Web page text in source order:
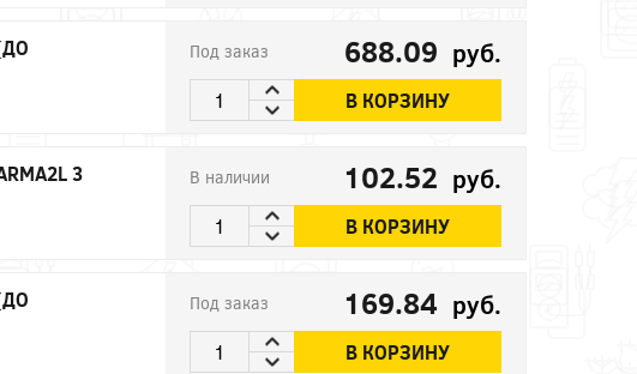
Под заказ 688.09 руб.
В КОРЗИНУ
3
В наличии 102.52 руб.
В КОРЗИНУ
Под заказ 169.84 руб.
В КОРЗИНУ